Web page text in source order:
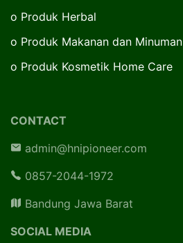
o Produk Herbal
o Produk Makanan dan Minuman
o Produk Kosmetik Home Care
CONTACT
admin@hnipioneer.com
0857-2044-1972
Bandung Jawa Barat
SOCIAL MEDIA